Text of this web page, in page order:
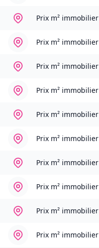
Prix m² immobilier
Prix m² immobilier
Prix m² immobilier
Prix m² immobilier
Prix m² immobilier
Prix m² immobilier
Prix m² immobilier
Prix m² immobilier
Prix m² immobilier
Prix m² immobilier